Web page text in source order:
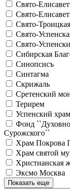
Свято-
Свято-
Свято-
Свято-
Свято-
Сибирская
Синопсисъ
Синтагма
Скрижаль
Сретенский
Терирем
Успенский
Фонд
Сурожского``
Храм Покрова
Храм святой
Христианская
Эксмо Москва
Показать еще